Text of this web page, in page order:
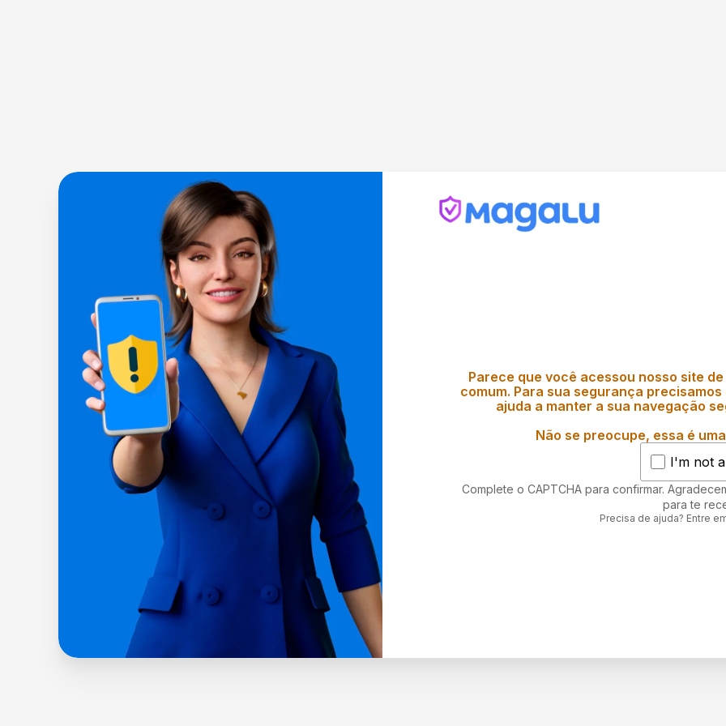
Parece que você acessou nosso site
comum. Para sua segurança
ajuda a manter a sua navegação
Não se preocupe, essa é
I'm not
Complete o CAPTCHA para confirmar.
para te
Precisa de ajuda? Entre